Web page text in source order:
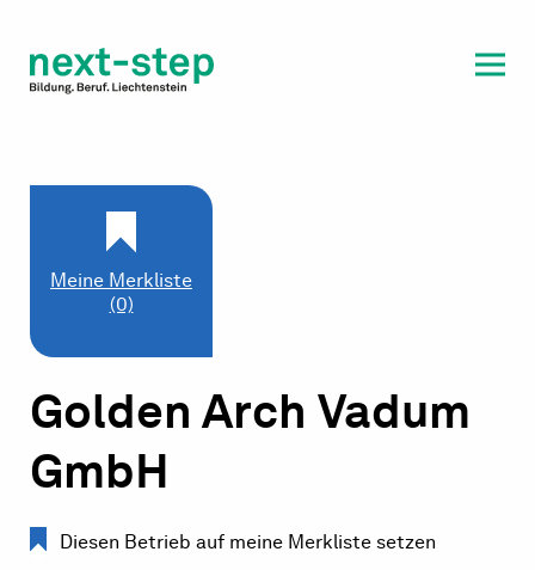
Beratung & Unterstützung
Golden Arch Vadum
GmbH
Diesen Betrieb auf meine Merkliste setzen
Meine Merkliste
(0)